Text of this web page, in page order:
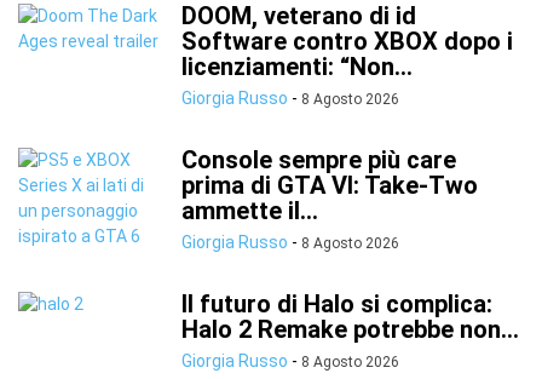
DOOM, veterano di id
Software contro XBOX dopo i
licenziamenti: “Non...
Giorgia Russo - 8 Agosto 2026
Console sempre più care
prima di GTA VI: Take-Two
ammette il...
Giorgia Russo - 8 Agosto 2026
Il futuro di Halo si complica:
Halo 2 Remake potrebbe non...
Giorgia Russo - 8 Agosto 2026